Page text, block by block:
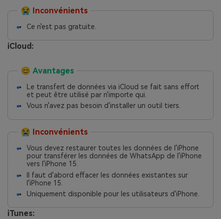
😭 Inconvénients
Ce n'est pas gratuite.
iCloud:
😊 Avantages
Le transfert de données via iCloud se fait sans effort
et peut être utilisé par n'importe qui.
Vous n'avez pas besoin d'installer un outil tiers.
😭 Inconvénients
Vous devez restaurer toutes les données de l'iPhone
pour transférer les données de WhatsApp de l'iPhone
vers l'iPhone 15.
Il faut d'abord effacer les données existantes sur
l'iPhone 15.
Uniquement disponible pour les utilisateurs d'iPhone.
iTunes: